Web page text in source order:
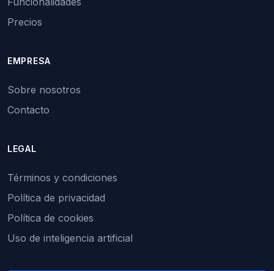
Precios
EMPRESA
Sobre nosotros
Contacto
LEGAL
Términos y condiciones
Política de privacidad
Política de cookies
Uso de inteligencia artificial